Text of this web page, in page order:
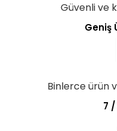
Güvenli ve
Geniş
Binlerce ürün
7 /